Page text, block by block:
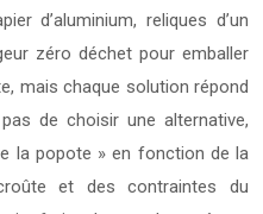
d’aluminium, reliques d’un
zéro déchet pour emballer
mais chaque solution répond
de choisir une alternative,
la popote » en fonction de la
et des contraintes du